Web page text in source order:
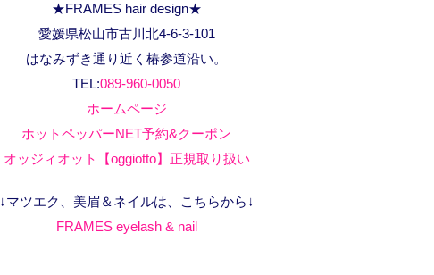
★FRAMES hair design★
愛媛県松山市古川北4-6-3-101
はなみずき通り近く椿参道沿い。
TEL:089-960-0050
ホームページ
ホットペッパーNET予約&クーポン
オッジィオット【oggiotto】正規取り扱い
↓マツエク、美眉＆ネイルは、こちらから↓
FRAMES eyelash & nail